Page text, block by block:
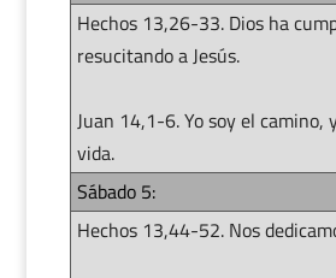
Hechos 13,26-33. Dios ha
resucitando a Jesús.
Juan 14,1-6. Yo soy el camino,
vida.
Sábado 5:
Hechos 13,44-52. Nos